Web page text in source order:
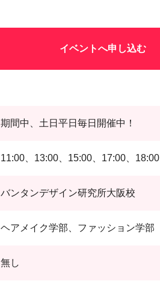
イベントへ申し込む
期間中、土日平日毎日開催中！
11:00、13:00、15:00、17:00、18:00
バンタンデザイン研究所大阪校
ヘアメイク学部、ファッション学部
無し